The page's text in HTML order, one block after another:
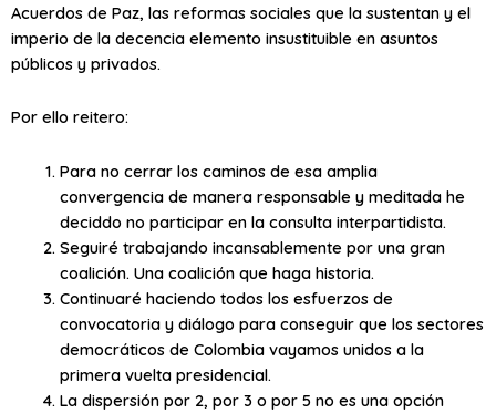
Acuerdos de Paz, las reformas sociales que la sustentan y el
imperio de la decencia elemento insustituible en asuntos
públicos y privados.
Por ello reitero:
Para no cerrar los caminos de esa amplia
convergencia de manera responsable y meditada he
deciddo no participar en la consulta interpartidista.
Seguiré trabajando incansablemente por una gran
coalición. Una coalición que haga historia.
Continuaré haciendo todos los esfuerzos de
convocatoria y diálogo para conseguir que los sectores
democráticos de Colombia vayamos unidos a la
primera vuelta presidencial.
La dispersión por 2, por 3 o por 5 no es una opción